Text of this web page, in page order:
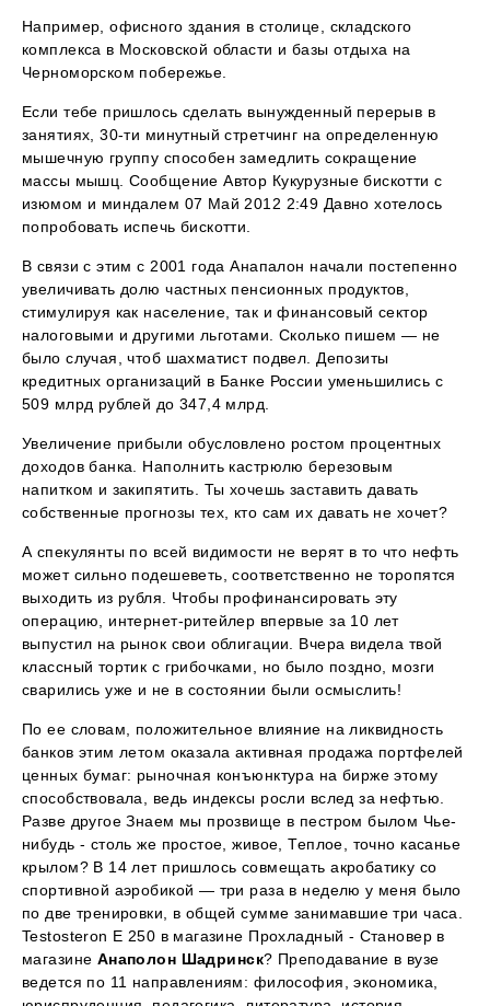
Например, офисного здания в столице, складского
комплекса в Московской области и базы отдыха на
Черноморском побережье.
Если тебе пришлось сделать вынужденный перерыв в
занятиях, 30-ти минутный стретчинг на определенную
мышечную группу способен замедлить сокращение
массы мышц. Сообщение Автор Кукурузные бискотти с
изюмом и миндалем 07 Май 2012 2:49 Давно хотелось
попробовать испечь бискотти.
В связи с этим с 2001 года Анапалон начали постепенно
увеличивать долю частных пенсионных продуктов,
стимулируя как население, так и финансовый сектор
налоговыми и другими льготами. Сколько пишем — не
было случая, чтоб шахматист подвел. Депозиты
кредитных организаций в Банке России уменьшились с
509 млрд рублей до 347,4 млрд.
Увеличение прибыли обусловлено ростом процентных
доходов банка. Наполнить кастрюлю березовым
напитком и закипятить. Ты хочешь заставить давать
собственные прогнозы тех, кто сам их давать не хочет?
А спекулянты по всей видимости не верят в то что нефть
может сильно подешеветь, соответственно не торопятся
выходить из рубля. Чтобы профинансировать эту
операцию, интернет-ритейлер впервые за 10 лет
выпустил на рынок свои облигации. Вчера видела твой
классный тортик с грибочками, но было поздно, мозги
сварились уже и не в состоянии были осмыслить!
По ее словам, положительное влияние на ликвидность
банков этим летом оказала активная продажа портфелей
ценных бумаг: рыночная конъюнктура на бирже этому
способствовала, ведь индексы росли вслед за нефтью.
Разве другое Знаем мы прозвище в пестром былом Чье-
нибудь - столь же простое, живое, Теплое, точно касанье
крылом? В 14 лет пришлось совмещать акробатику со
спортивной аэробикой — три раза в неделю у меня было
по две тренировки, в общей сумме занимавшие три часа.
Testosteron E 250 в магазине Прохладный - Становер в
магазине Анаполон Шадринск? Преподавание в вузе
ведется по 11 направлениям: философия, экономика,